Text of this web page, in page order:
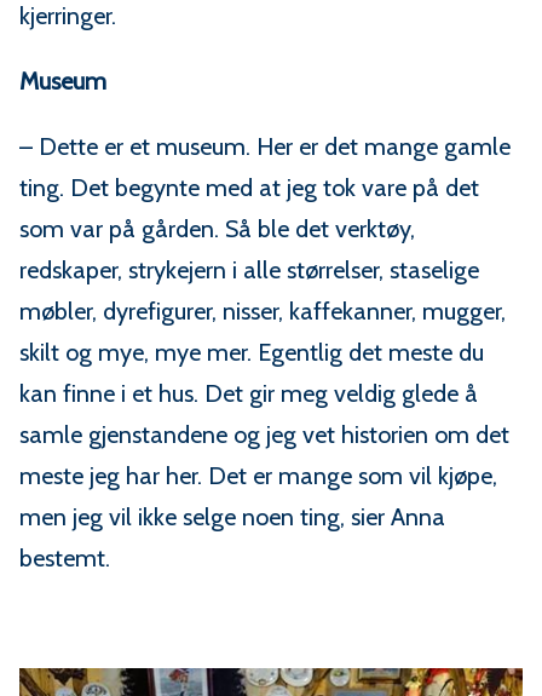
kjerringer.
Museum
– Dette er et museum. Her er det mange gamle
ting. Det begynte med at jeg tok vare på det
som var på gården. Så ble det verktøy,
redskaper, strykejern i alle størrelser, staselige
møbler, dyrefigurer, nisser, kaffekanner, mugger,
skilt og mye, mye mer. Egentlig det meste du
kan finne i et hus. Det gir meg veldig glede å
samle gjenstandene og jeg vet historien om det
meste jeg har her. Det er mange som vil kjøpe,
men jeg vil ikke selge noen ting, sier Anna
bestemt.